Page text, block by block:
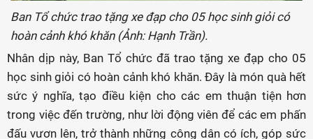
Ban Tổ chức trao tặng xe đạp cho 05 học sinh giỏi có
hoàn cảnh khó khăn (Ảnh: Hạnh Trần).
Nhân dịp này, Ban Tổ chức đã trao tặng xe đạp cho 05
học sinh giỏi có hoàn cảnh khó khăn. Đây là món quà hết
sức ý nghĩa, tạo điều kiện cho các em thuận tiện hơn
trong việc đến trường, như lời động viên để các em phấn
đấu vươn lên, trở thành những công dân có ích, góp sức